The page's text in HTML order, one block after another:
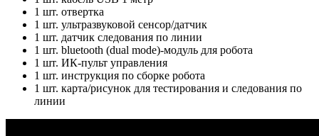
1 шт. отвертка
1 шт. ультразвуковой сенсор/датчик
1 шт. датчик следования по линии
1 шт. bluetooth (dual mode)-модуль для робота
1 шт. ИК-пульт управления
1 шт. инструкция по сборке робота
1 шт. карта/рисунок для тестирования и следования по
линии